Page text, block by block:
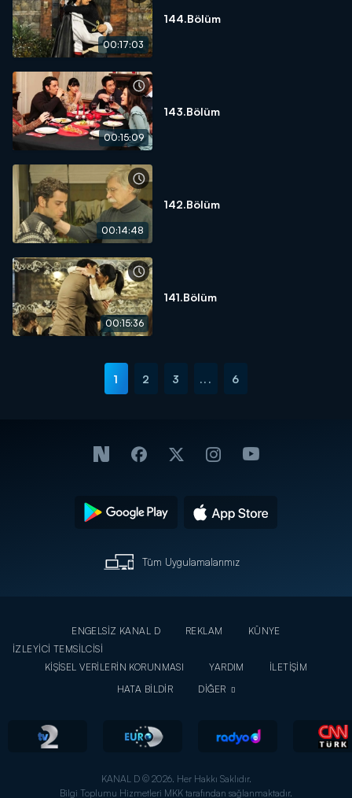
00:17:03
144.Bölüm
00:15:09
143.Bölüm
00:14:48
142.Bölüm
00:15:36
141.Bölüm
1 2 3 ... 6
Tüm Uygulamalarımız
ENGELSİZ KANAL D REKLAM
KÜNYE
İZLEYİCİ TEMSİLCİSİ
KİŞİSEL VERİLERİN KORUNMASI
YARDIM
İLETİŞİM
HATA BİLDİR
DİĞER
KANAL D © 2026. Her Hakkı Saklıdır.
Bilgi Toplumu Hizmetleri MKK tarafından sağlanmaktadır.